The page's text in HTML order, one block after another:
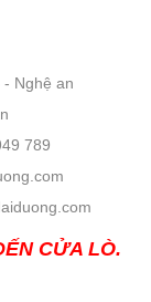
Nghệ an
789
CỬA LÒ.